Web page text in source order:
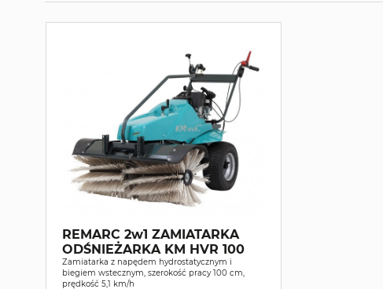
REMARC 2w1 ZAMIATARKA
ODŚNIEŻARKA KM HVR 100
Zamiatarka z napędem hydrostatycznym i
biegiem wstecznym, szerokość pracy 100 cm,
prędkość 5,1 km/h